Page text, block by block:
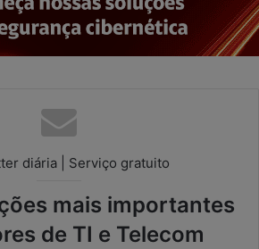
diária | Serviço gratuito
mais importantes
de TI e Telecom